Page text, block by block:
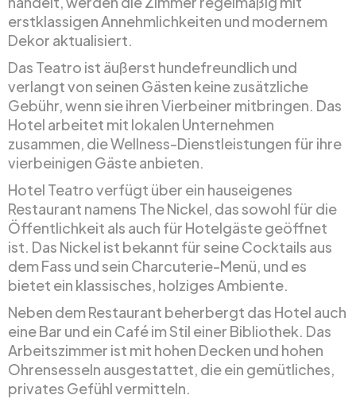
erstklassigen Annehmlichkeiten und modernem
Dekor aktualisiert.
Das Teatro ist äußerst hundefreundlich und
verlangt von seinen Gästen keine zusätzliche
Gebühr, wenn sie ihren Vierbeiner mitbringen. Das
Hotel arbeitet mit lokalen Unternehmen
zusammen, die Wellness-Dienstleistungen für ihre
vierbeinigen Gäste anbieten.
Hotel Teatro verfügt über ein hauseigenes
Restaurant namens The Nickel, das sowohl für die
Öffentlichkeit als auch für Hotelgäste geöffnet
ist. Das Nickel ist bekannt für seine Cocktails aus
dem Fass und sein Charcuterie-Menü, und es
bietet ein klassisches, holziges Ambiente.
Neben dem Restaurant beherbergt das Hotel auch
eine Bar und ein Café im Stil einer Bibliothek. Das
Arbeitszimmer ist mit hohen Decken und hohen
Ohrensesseln ausgestattet, die ein gemütliches,
privates Gefühl vermitteln.